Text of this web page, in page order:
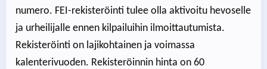
numero. FEI-rekisteröinti tulee olla aktivoitu hevoselle
ja urheilijalle ennen kilpailuihin ilmoittautumista.
Rekisteröinti on lajikohtainen ja voimassa
kalenterivuoden. Rekisteröinnin hinta on 60